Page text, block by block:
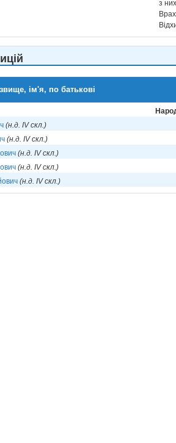
з
ім'я, по батькові
(н.д. IV скл.)
(н.д. IV скл.)
(н.д. IV скл.)
(н.д. IV скл.)
(н.д. IV скл.)